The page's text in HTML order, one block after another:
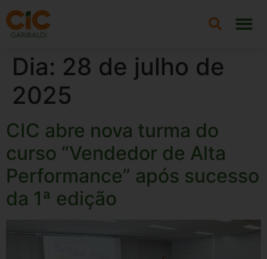
Dia: 28 de julho de
2025
CIC abre nova turma do
curso “Vendedor de Alta
Performance” após sucesso
da 1ª edição